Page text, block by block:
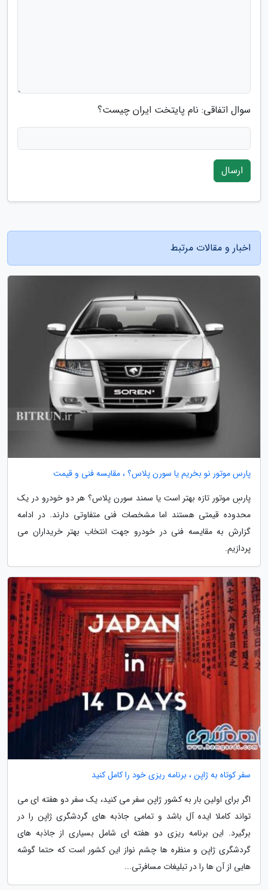
سوال اتفاقی: نام پایتخت ایران چیست؟
ارسال
اخبار و مقالات مرتبط
پارس موتور نو بخریم یا سورن پلاس؟ ، مقایسه فنی و قیمت
پارسِ موتور تازه بهتر است یا سمند سورن پلاس؟ هر دو خودرو در یک
محدوده قیمتی هستند اما مشخصات فنی متفاوتی دارند. در ادامه
گزارش به مقایسه فنی در خودرو جهت انتخاب بهتر خریداران می
پردازیم.
سفر کوتاه به ژاپن ، برنامه ریزی خود را کامل کنید
اگر برای اولین بار به کشور ژاپن سفر می کنید، یک سفر دو هفته ای می
تواند کاملا ایده آل باشد و تمامی جاذبه های گردشگری ژاپن را در
برگیرد. این برنامه ریزی دو هفته ای شامل بسیاری از جاذبه های
گردشگری ژاپن و منظره ها چشم نواز این کشور است که حتما گوشه
هایی از آن ها را در تبلیغات مسافرتی...